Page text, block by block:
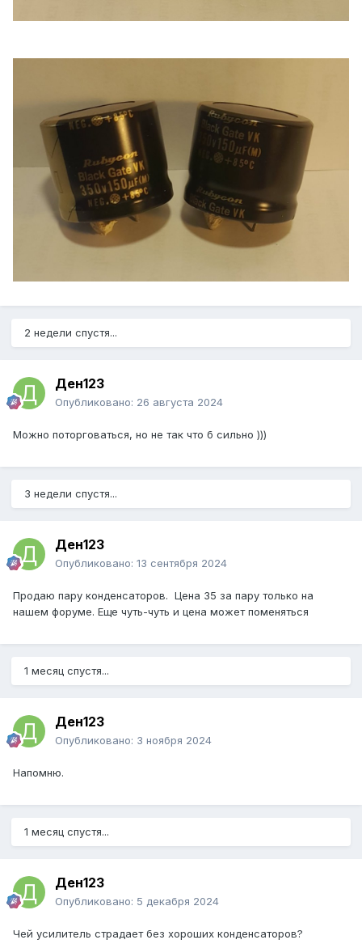
2 недели спустя...
Ден123
Опубликовано: 26 августа 2024
Можно поторговаться, но не так что б сильно )))
3 недели спустя...
Ден123
Опубликовано: 13 сентября 2024
Продаю пару конденсаторов. Цена 35 за пару только на
нашем форуме. Еще чуть-чуть и цена может поменяться
1 месяц спустя...
Ден123
Опубликовано: 3 ноября 2024
Напомню.
1 месяц спустя...
Ден123
Опубликовано: 5 декабря 2024
Чей усилитель страдает без хороших конденсаторов?